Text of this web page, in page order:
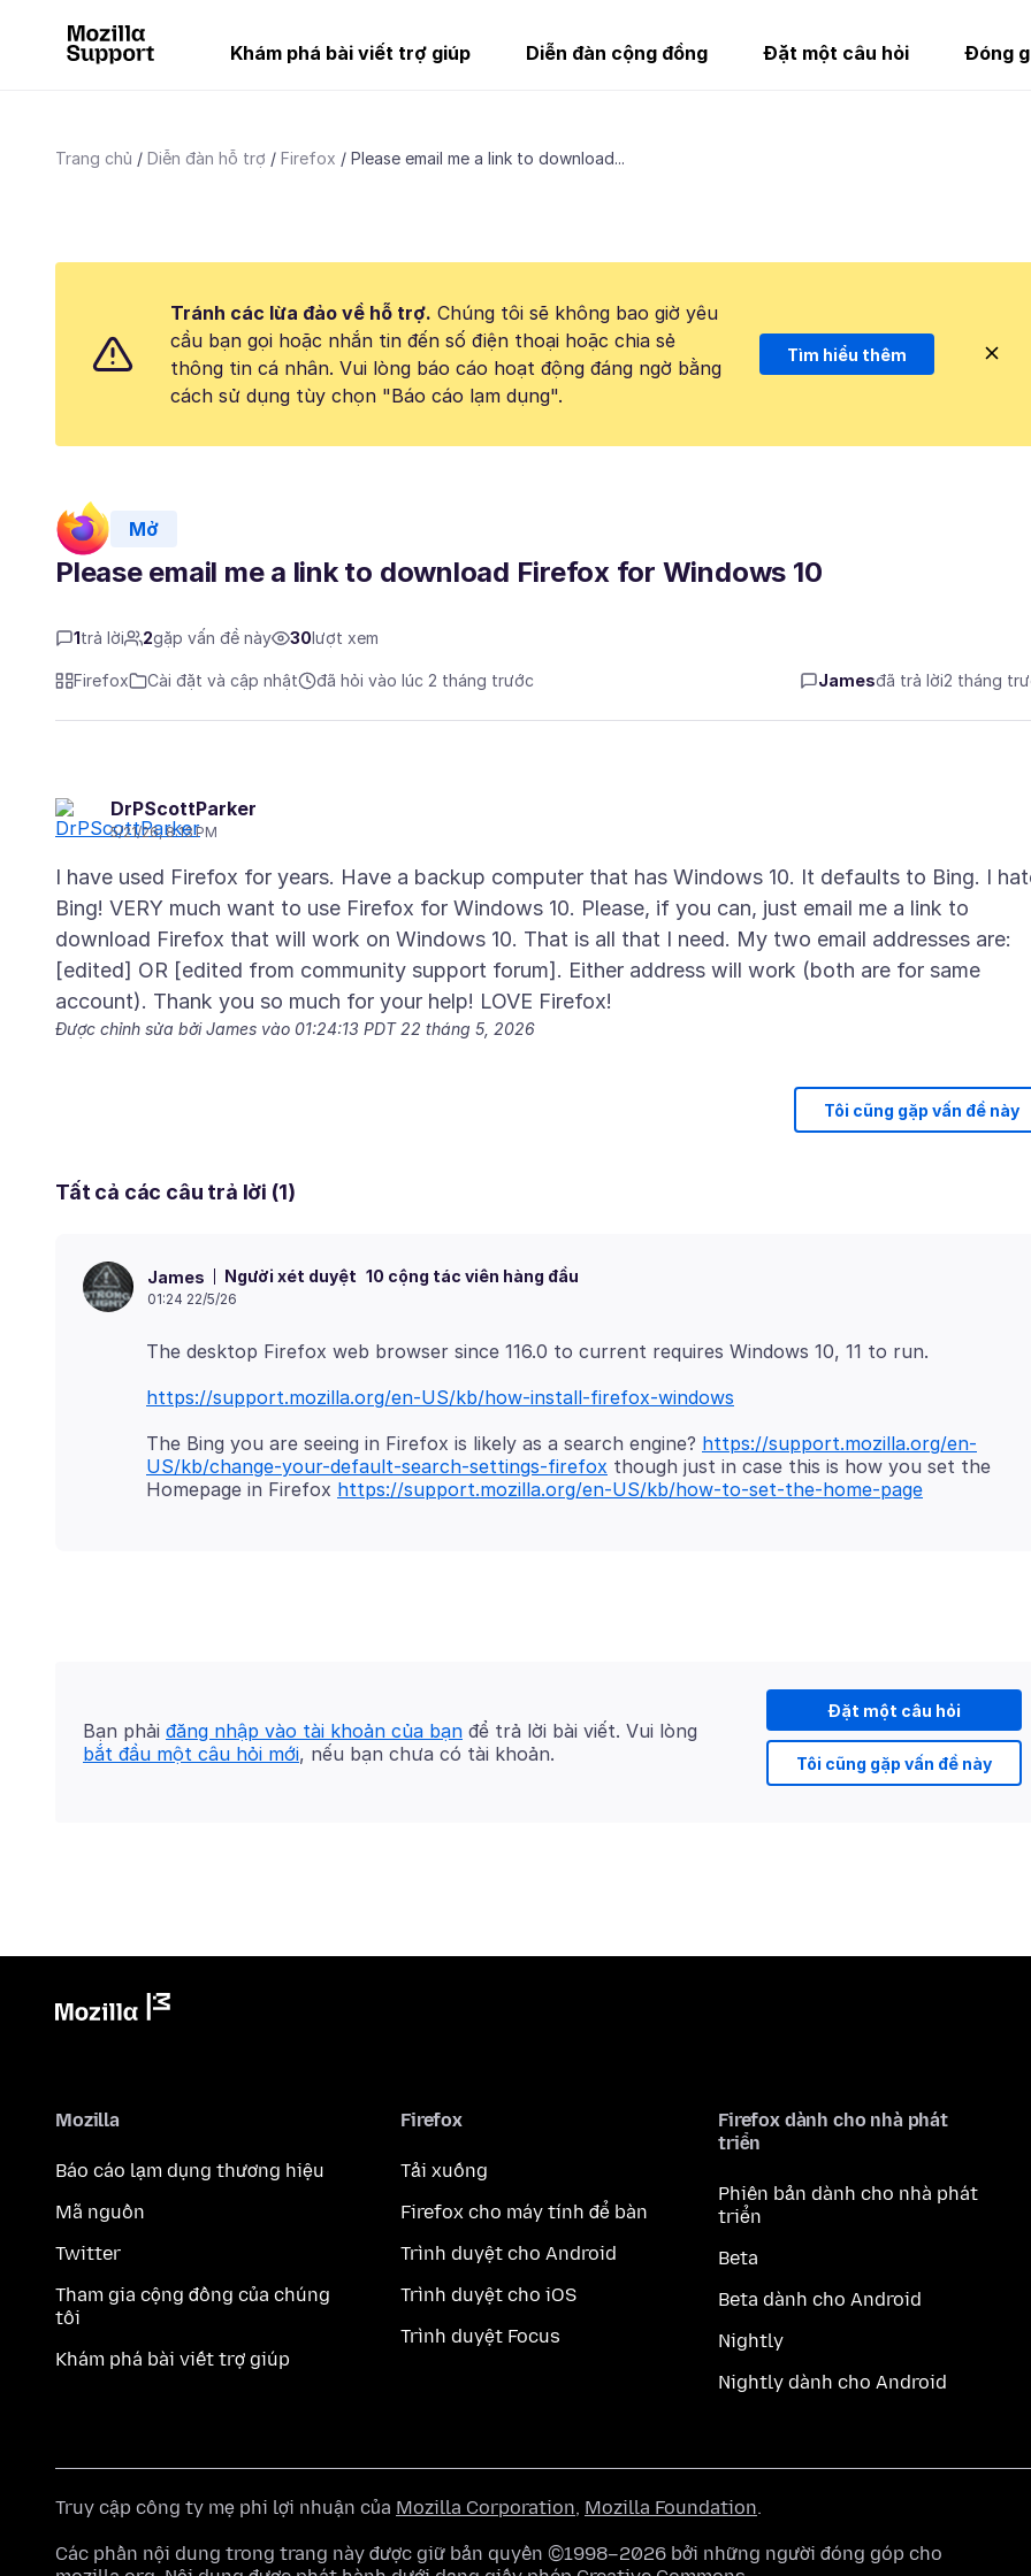
Khám phá bài viết trợ giúp Diễn đàn cộng đồng Đặt một câu hỏi Đóng
Trang chủ Diễn đàn hỗ trợ Firefox Please email me a link to download...
Tránh các lừa đảo về hỗ trợ. Chúng tôi sẽ không bao giờ yêu
cầu bạn gọi hoặc nhắn tin đến số điện thoại hoặc chia sẻ
thông tin cá nhân. Vui lòng báo cáo hoạt động đáng ngờ bằng
cách sử dụng tùy chọn "Báo cáo lạm dụng".
Tìm hiểu thêm
Mở
Please email me a link to download Firefox for Windows 10
1 trả lời 2gặp vấn đề này 30 lượt xem
Firefox Cài đặt và cập nhật đã hỏi vào lúc 2 tháng trước Jamesđã trả lời2 tháng
DrPScottParker
5/21/26, 8:13 PM
I have used Firefox for years. Have a backup computer that has Windows 10. It defaults to Bing. I
Bing! VERY much want to use Firefox for Windows 10. Please, if you can, just email me a link to
download Firefox that will work on Windows 10. That is all that I need. My two email addresses are:
[edited] OR [edited from community support forum]. Either address will work (both are for same
Được chỉnh sửa bởi James vào 01:24:13 PDT 22 tháng 5, 2026
Tôi cũng gặp vấn đề này
Tất cả các câu trả lời (1)
James Người xét duyệt 10 cộng tác viên hàng đầu
01:24 22/5/26
https://support.mozilla.org/en-US/kb/how-install-firefox-windows
The Bing you are seeing in Firefox is likely as a search engine? https://support.mozilla.org/en-
US/kb/change-your-default-search-settings-firefox though just in case this is how you set the
Homepage in Firefox https://support.mozilla.org/en-US/kb/how-to-set-the-home-page
Đặt một câu hỏi
Tôi cũng gặp vấn đề này
Bạn phải đăng nhập vào tài khoản của bạn để trả lời bài viết. Vui lòng
bắt đầu một câu hỏi mới, nếu bạn chưa có tài khoản.
Mozilla
Báo cáo lạm dụng thương hiệu
Mã nguồn
Twitter
Tham gia cộng đồng của chúng
tôi
Khám phá bài viết trợ giúp
Firefox
Tải xuống
Firefox cho máy tính để bàn
Trình duyệt cho Android
Trình duyệt cho iOS
Trình duyệt Focus
Firefox dành cho nhà phát
triển
Phiên bản dành cho nhà phát
triển
Beta
Beta dành cho Android
Nightly
Nightly dành cho Android
Truy cập công ty mẹ phi lợi nhuận của Mozilla Corporation, Mozilla Foundation.
Các phần nội dung trong trang này được giữ bản quyền ©1998–2026 bởi những người đóng góp cho